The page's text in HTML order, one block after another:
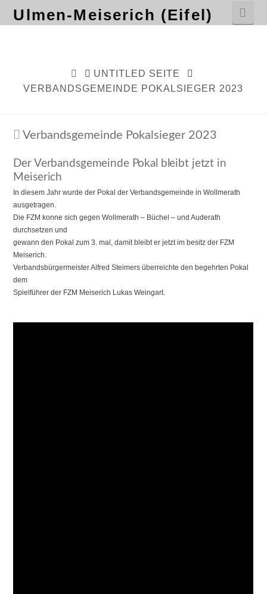
Ulmen-Meiserich (Eifel)
HOMEUNTITLED SEITE
VERBANDSGEMEINDE POKALSIEGER 2023
Verbandsgemeinde Pokalsieger 2023
Der Verbandsgemeinde Pokal bleibt jetzt in
Meiserich
In diesem Jahr wurde der Pokal der Verbandsgemeinde in Wollmerath
ausgetragen.
Die FZM konne sich gegen Wollmerath – Büchel – und Auderath
durchsetzen und
gewann den Pokal zum 3. mal, damit bleibt er jetzt im besitz der FZM
Meiserich.
Verbandsbürgermeister Alfred Steimers überreichte den begehrten Pokal
dem
Spielführer der FZM Meiserich Lukas Weingart.